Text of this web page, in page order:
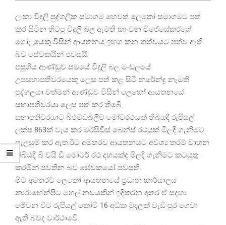
ලංකා විදුලි පුද්ගලික සමාගම හෙවත් ලෙකෝ සමාගමට පත්
කර සිටින හිටපු විදුලි බල ඇමති කාංචන විජේසේකරගේ
ගෝලයෙකු විසින් ආයතනය ඉහග කන තත්වයට පත්ව ඇති
බව සේවකයින් පවසයි.
පසුගිය ආණ්ඩුව සමයේ විදුලි බල මංඩලයේ
උපසභාපතිවරයෙකු ලෙස පත් කළ සිටි නරේන්ද්‍ර නැමති
පුද්ගලයා වත්මන් ආණ්ඩුව විසින් ලෙකෝ ආයතනයේ
සභාපතිවරයා ලෙස පත් කර තිබෙි.
සභාපතිවරයාට බිඑම්ඩබිලිව් මෝටරථයක් තිබියදී රුපියල්
ලක්ෂ 863ක් වැය කර මර්සිඩීස් බෙන්ස් රථයක් මිලදී ගැනිමට
සැලසුම් කර ඇත.ඊට අමතරව ආයතනයට අවශ්‍ය තරම් වාහන
තිබියදී බී වයි ඩී මෝටර් රථ දහයක්ද මිලදි ගැනිමට කටයුතු
කරමින් පවතින බව සේවකයෝ පවසති.
මිට අමතරව ලෙකෝ ආයතනයේ ප්‍රධාන කාර්යාලය
නාරාහේන්පිට මහල් නවයකින් ඉදිකරන අතර ඒ සදහා
මෙිවන විට රුපියල් කෝටි 16 අධික මුදලක් වැඩි පුර ගෙවා
ඇති බවද වාර්ථාවෙි.